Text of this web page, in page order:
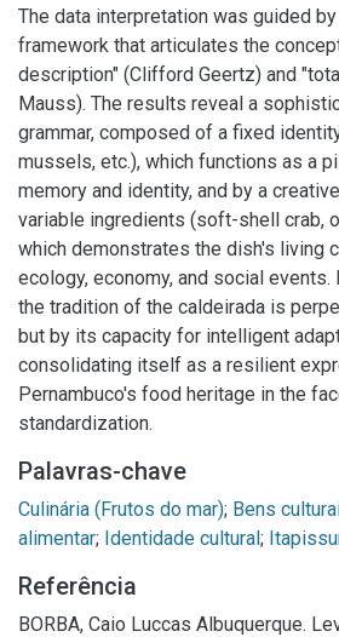
The data interpretation was guided
framework that articulates the
description" (Clifford Geertz) and
Mauss). The results reveal a
grammar, composed of a fixed
mussels, etc.), which functions as a
memory and identity, and by a
variable ingredients (soft-shell crab,
which demonstrates the dish's living
ecology, economy, and social
the tradition of the caldeirada is
but by its capacity for intelligent
consolidating itself as a resilient
Pernambuco's food heritage in the
standardization.
Palavras-chave
Culinária (Frutos do mar); Bens
alimentar; Identidade cultural;
Referência
BORBA, Caio Luccas Albuquerque.